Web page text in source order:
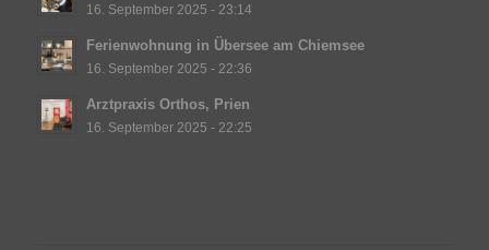
16. September 2025 - 23:14
Ferienwohnung in Übersee am Chiemsee
16. September 2025 - 22:36
Arztpraxis Orthos, Prien
16. September 2025 - 22:25